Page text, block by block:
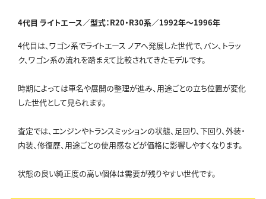
4代目 ライトエース／型式：R20・R30系／1992年～1996年
4代目は、ワゴン系でライトエース ノアへ発展した世代で、バン、トラッ
ク、ワゴン系の流れを踏まえて比較されてきたモデルです。
時期によっては車名や展開の整理が進み、用途ごとの立ち位置が変化
した世代として見られます。
査定では、エンジンやトランスミッションの状態、足回り、下回り、外装・
内装、修復歴、用途ごとの使用感などが価格に影響しやすくなります。
状態の良い純正度の高い個体は需要が残りやすい世代です。